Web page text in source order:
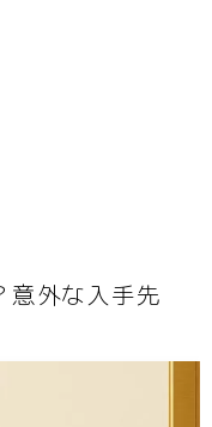
意外な入手先